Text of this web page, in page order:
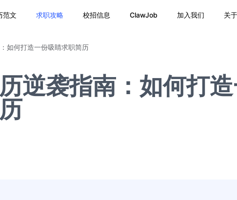
范文 求职攻略 校招信息 ClawJob 加入我们 关
如何打造一份吸睛求职简历
逆袭指南：如何打